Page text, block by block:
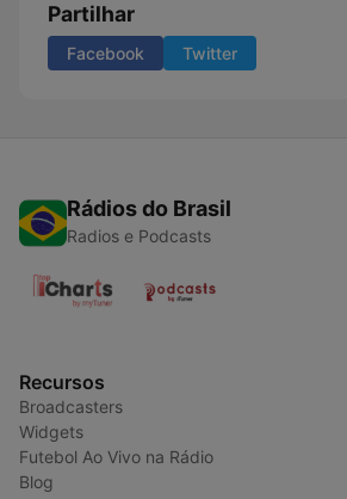
Partilhar
Facebook Twitter
Rádios do Brasil
Radios e Podcasts
Recursos
Broadcasters
Widgets
Futebol Ao Vivo na Rádio
Blog